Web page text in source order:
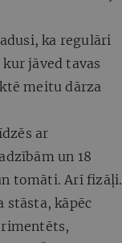
ka regulāri
jāved tavas
meitu dārza
ar
un 18
tomāti. Arī fizāļi.
stāsta, kāpēc